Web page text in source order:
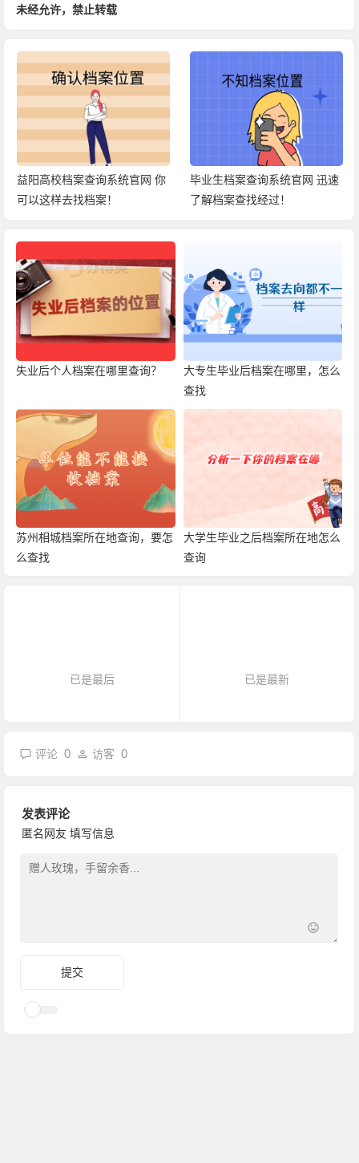
未经允许，禁止转载
你
毕业生档案查询系统官网 迅速
了解档案查找经过！
眉山档案网上查询官网 分享
询档案的方式！
失业后个人档案在哪里查询？
大专生毕业后档案在哪里，怎么
查找
苏州相城档案所在地查询，要怎
么查找
大学生毕业之后档案所在地怎么
查询
已是最后 已是最新
评论0 访客0
发表评论
匿名网友 填写信息